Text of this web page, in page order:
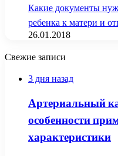
Какие документы
ребенка к матери и
26.01.2018
Свежие записи
3 дня назад
Артериальный
особенности
характеристики